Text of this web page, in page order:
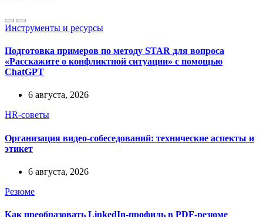
Инструменты и ресурсы
Подготовка примеров по методу STAR для вопроса
«Расскажите о конфликтной ситуации» с помощью
ChatGPT
6 августа, 2026
HR-советы
Организация видео-собеседований: технические аспекты и
этикет
6 августа, 2026
Резюме
Как преобразовать LinkedIn-профиль в PDF-резюме